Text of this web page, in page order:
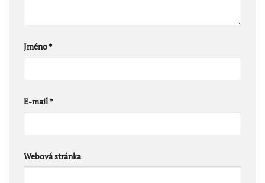
Jméno*
E-mail*
Webová stránka